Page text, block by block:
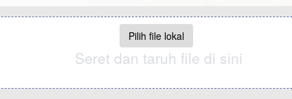
Pilih file lokal
Seret dan taruh file di sini